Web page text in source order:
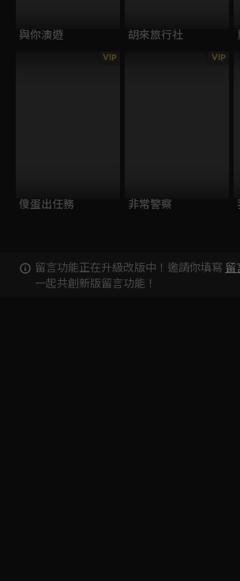
與你澳遊 胡來旅行社
VIP
傻蛋出任務
VIP
非常警察
留言功能正在升級改版中！邀請你填寫 留
一起共創新版留言功能！